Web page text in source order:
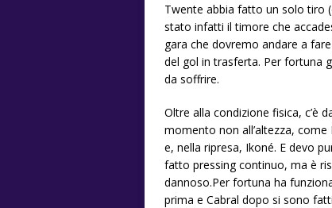
Twente abbia fatto un solo tiro
stato infatti il timore che
gara che dovremo andare a
del gol in trasferta. Per fortuna
da soffrire.
Oltre alla condizione fisica, c’è
momento non all’altezza,
e, nella ripresa, Ikoné. E devo
fatto pressing continuo, ma è
dannoso.Per fortuna ha
prima e Cabral dopo si sono